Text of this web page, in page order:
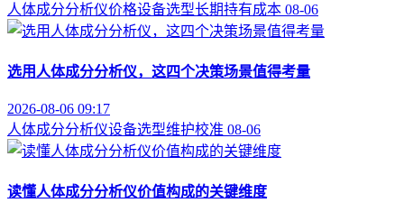
人体成分分析仪价格设备选型长期持有成本 08-06
选用人体成分分析仪，这四个决策场景值得考量
2026-08-06 09:17
人体成分分析仪设备选型维护校准 08-06
读懂人体成分分析仪价值构成的关键维度